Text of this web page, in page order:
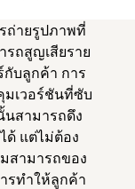
ถ่ายรูปภาพที่
ถสูญเสียราย
บลูกค้า การ
เวอร์ชันที่ซับ
สามารถดึง
แต่ไม่ต้อง
สามารถของ
รทำให้ลูกค้า